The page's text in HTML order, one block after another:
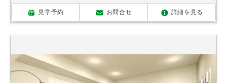
見学予約 お問合せ 詳細を見る